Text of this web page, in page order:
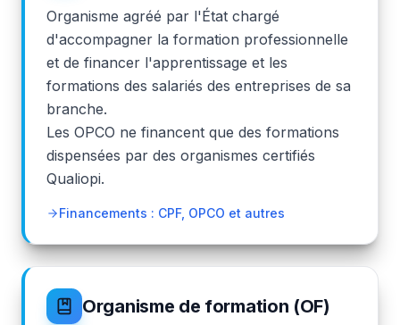
Organisme agréé par l'État chargé
d'accompagner la formation professionnelle
et de financer l'apprentissage et les
formations des salariés des entreprises de sa
branche.
Les OPCO ne financent que des formations
dispensées par des organismes certifiés
Qualiopi.
Financements : CPF, OPCO et autres
Organisme de formation (OF)